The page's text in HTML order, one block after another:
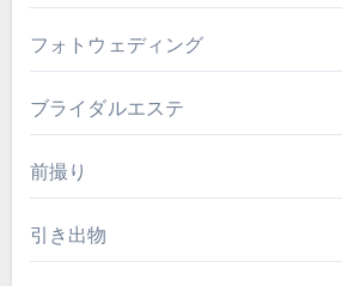
フォトウェディング
ブライダルエステ
前撮り
引き出物